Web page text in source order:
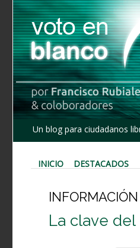
Un blog para ciudadanos
INICIO DESTACADOS
La clave